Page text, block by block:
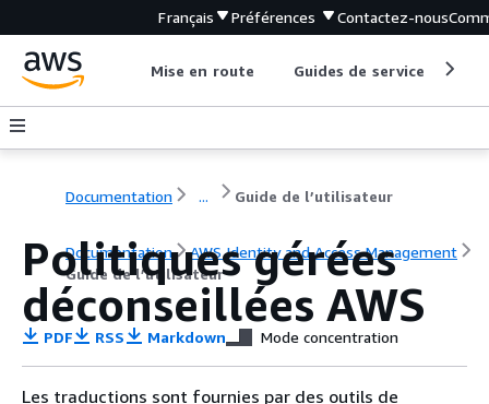
Français Préférences Contactez-nous
Mise en route Guides de service
Documentation ... Guide de l’utilisateur
Documentation
AWS Identity and Access Management
Guide de l’utilisateur
Politiques gérées
déconseillées AWS
PDF RSS Markdown Mode concentration
Les traductions sont fournies par des outils de